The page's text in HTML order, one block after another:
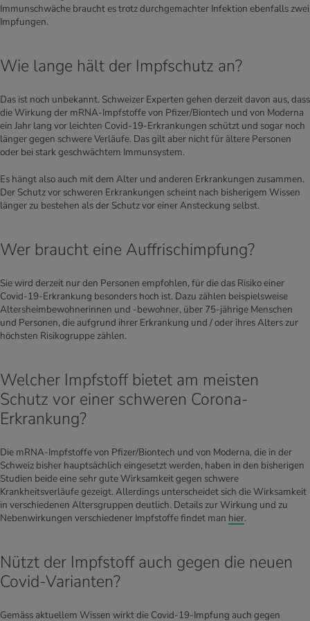
Immunschwäche braucht es trotz durchgemachter Infektion ebenfalls zwei
Impfungen.
Wie lange hält der Impfschutz an?
Das ist noch unbekannt. Schweizer Experten gehen derzeit davon aus, dass
die Wirkung der mRNA-Impfstoffe von Pfizer/Biontech und von Moderna
ein Jahr lang vor leichten Covid-19-Erkrankungen schützt und sogar noch
länger gegen schwere Verläufe. Das gilt aber nicht für ältere Personen
oder bei stark geschwächtem Immunsystem.
Es hängt also auch mit dem Alter und anderen Erkrankungen zusammen.
Der Schutz vor schweren Erkrankungen scheint nach bisherigem Wissen
länger zu bestehen als der Schutz vor einer Ansteckung selbst.
Wer braucht eine Auffrischimpfung?
Sie wird derzeit nur den Personen empfohlen, für die das Risiko einer
Covid-19-Erkrankung besonders hoch ist. Dazu zählen beispielsweise
Altersheimbewohnerinnen und -bewohner, über 75-jährige Menschen
und Personen, die aufgrund ihrer Erkrankung und / oder ihres Alters zur
höchsten Risikogruppe zählen.
Welcher Impfstoff bietet am meisten
Schutz vor einer schweren Corona-
Erkrankung?
Die mRNA-Impfstoffe von Pfizer/Biontech und von Moderna, die in der
Schweiz bisher hauptsächlich eingesetzt werden, haben in den bisherigen
Studien beide eine sehr gute Wirksamkeit gegen schwere
Krankheitsverläufe gezeigt. Allerdings unterscheidet sich die Wirksamkeit
in verschiedenen Altersgruppen deutlich. Details zur Wirkung und zu
Nebenwirkungen verschiedener Impfstoffe findet man hier.
Nützt der Impfstoff auch gegen die neuen
Covid-Varianten?
Gemäss aktuellem Wissen wirkt die Covid-19-Impfung auch gegen